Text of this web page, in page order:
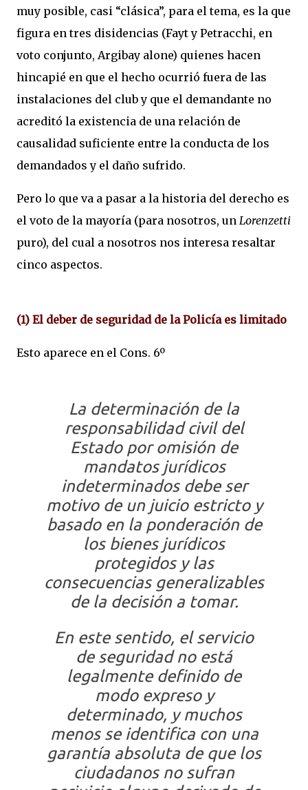
muy posible, casi “clásica”, para el tema, es la que
figura en tres disidencias (Fayt y Petracchi, en
voto conjunto, Argibay alone) quienes hacen
hincapié en que el hecho ocurrió fuera de las
instalaciones del club y que el demandante no
acreditó la existencia de una relación de
causalidad suficiente entre la conducta de los
demandados y el daño sufrido.
Pero lo que va a pasar a la historia del derecho es
el voto de la mayoría (para nosotros, un Lorenzetti
puro), del cual a nosotros nos interesa resaltar
cinco aspectos.
(1) El deber de seguridad de la Policía es limitado
Esto aparece en el Cons. 6º
La determinación de la
responsabilidad civil del
Estado por omisión de
mandatos jurídicos
indeterminados debe ser
motivo de un juicio estricto y
basado en la ponderación de
los bienes jurídicos
protegidos y las
consecuencias generalizables
de la decisión a tomar.
En este sentido, el servicio
de seguridad no está
legalmente definido de
modo expreso y
determinado, y muchos
menos se identifica con una
garantía absoluta de que los
ciudadanos no sufran